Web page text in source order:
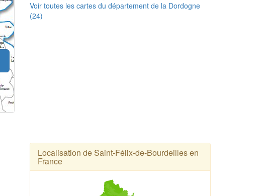
Voir toutes les cartes du département de la Dordogne
(24)
Localisation de Saint-Félix-de-Bourdeilles en
France